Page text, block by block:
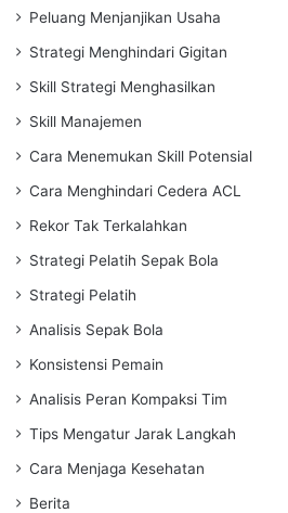
Peluang Menjanjikan Usaha
Strategi Menghindari Gigitan
Skill Strategi Menghasilkan
Skill Manajemen
Cara Menemukan Skill Potensial
Cara Menghindari Cedera ACL
Rekor Tak Terkalahkan
Strategi Pelatih Sepak Bola
Strategi Pelatih
Analisis Sepak Bola
Konsistensi Pemain
Analisis Peran Kompaksi Tim
Tips Mengatur Jarak Langkah
Cara Menjaga Kesehatan
Berita